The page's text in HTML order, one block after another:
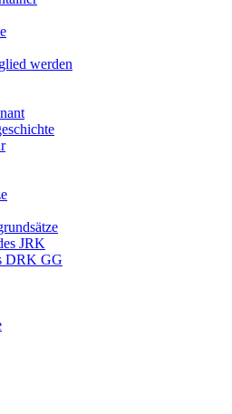
werden
JRK
DRK GG